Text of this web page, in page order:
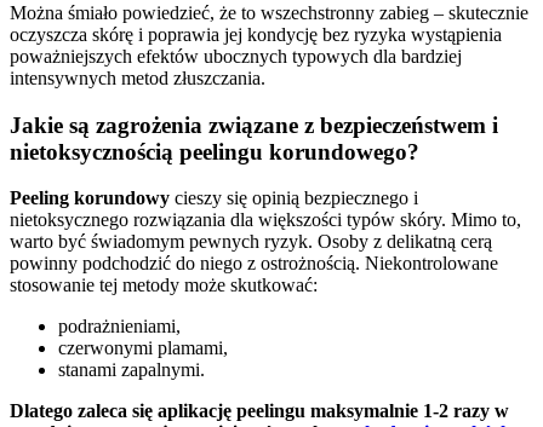
Można śmiało powiedzieć, że to wszechstronny zabieg – skutecznie
oczyszcza skórę i poprawia jej kondycję bez ryzyka wystąpienia
poważniejszych efektów ubocznych typowych dla bardziej
intensywnych metod złuszczania.
Jakie są zagrożenia związane z bezpieczeństwem i
nietoksycznością peelingu korundowego?
Peeling korundowy cieszy się opinią bezpiecznego i
nietoksycznego rozwiązania dla większości typów skóry. Mimo to,
warto być świadomym pewnych ryzyk. Osoby z delikatną cerą
powinny podchodzić do niego z ostrożnością. Niekontrolowane
stosowanie tej metody może skutkować:
podrażnieniami,
czerwonymi plamami,
stanami zapalnymi.
Dlatego zaleca się aplikację peelingu maksymalnie 1-2 razy w